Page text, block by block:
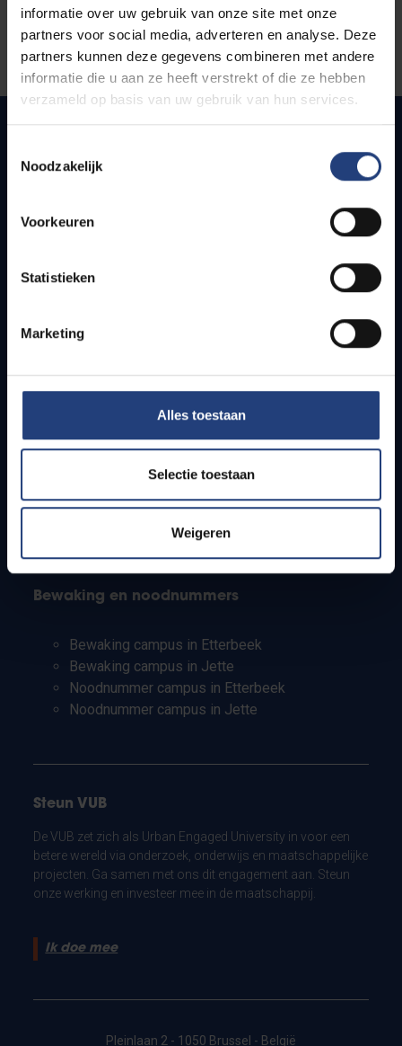
informatie over uw gebruik van onze site met onze
partners voor social media, adverteren en analyse. Deze
partners kunnen deze gegevens combineren met andere
informatie die u aan ze heeft verstrekt of die ze hebben
verzameld op basis van uw gebruik van hun services.
Noodzakelijk
Voorkeuren
Statistieken
Marketing
Alles toestaan
Selectie toestaan
Weigeren
Snel naar
Bereikbaarheid
Studenten
PhD-studenten
Leerkrachten en secundaire scholen
Bewaking en noodnummers
Bewaking campus in Etterbeek
Bewaking campus in Jette
Noodnummer campus in Etterbeek
Noodnummer campus in Jette
Steun VUB
De VUB zet zich als Urban Engaged University in voor een
betere wereld via onderzoek, onderwijs en maatschappelijke
projecten. Ga samen met ons dit engagement aan. Steun
onze werking en investeer mee in de maatschappij.
Ik doe mee
Pleinlaan 2 - 1050 Brussel - België